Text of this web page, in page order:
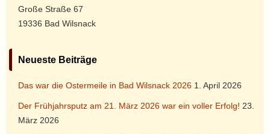
Große Straße 67
19336 Bad Wilsnack
Neueste Beiträge
Das war die Ostermeile in Bad Wilsnack 2026 1. April 2026
Der Frühjahrsputz am 21. März 2026 war ein voller Erfolg! 23.
März 2026